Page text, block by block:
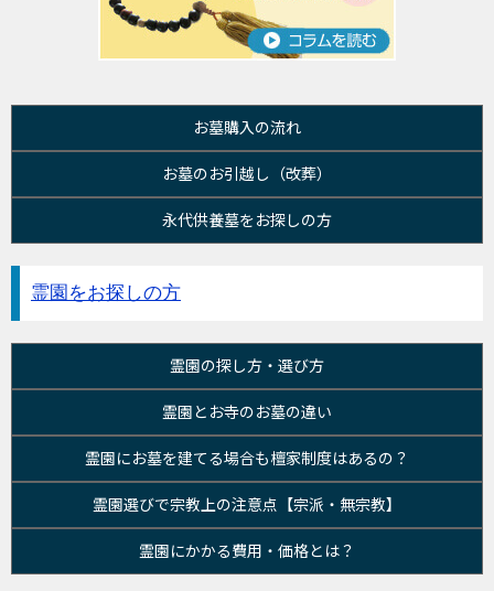
お墓購入の流れ
お墓のお引越し（改葬）
永代供養墓をお探しの方
霊園をお探しの方
霊園の探し方・選び方
霊園とお寺のお墓の違い
霊園にお墓を建てる場合も檀家制度はあるの？
霊園選びで宗教上の注意点【宗派・無宗教】
霊園にかかる費用・価格とは？